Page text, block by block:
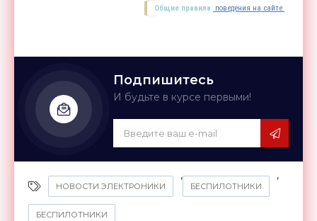
Общие правила поведения на сайте.
Подпишитесь
И будьте в курсе первыми!
НОВОСТИ ЭЛЕКТРОНИКИ
,
БЕСПИЛОТНИКИ
,
БЕСПИЛОТНИКИ